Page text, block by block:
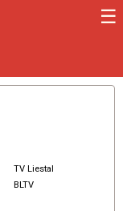
☰
TV Liestal
BLTV